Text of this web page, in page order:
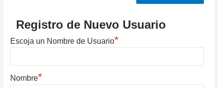
Registro de Nuevo Usuario
Escoja un Nombre de Usuario*
Nombre*